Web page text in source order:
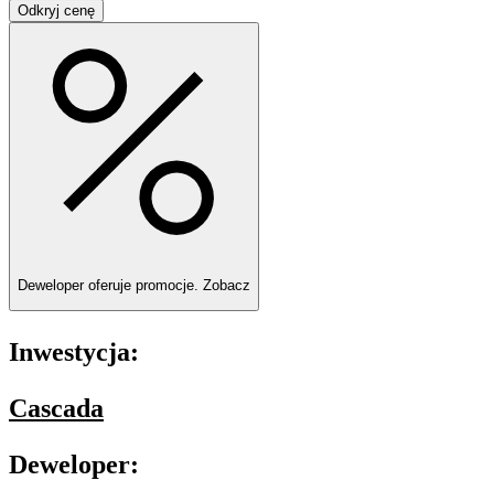
Odkryj cenę
Deweloper oferuje promocje. Zobacz
Inwestycja:
Cascada
Deweloper: